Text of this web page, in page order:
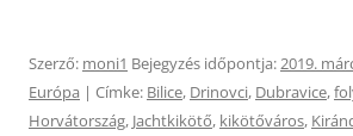
Szerző: moni1 Bejegyzés időpontja:2019.
Európa | Címke: Bilice, Drinovci, Dubravice,
Horvátország, Jachtkikötő, kikötőváros,